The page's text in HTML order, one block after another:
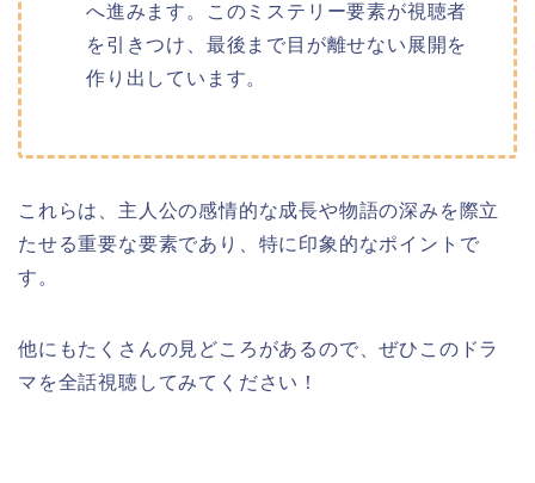
へ進みます。このミステリー要素が視聴者
を引きつけ、最後まで目が離せない展開を
作り出しています。
これらは、主人公の感情的な成長や物語の深みを際立
たせる重要な要素であり、特に印象的なポイントで
す。
他にもたくさんの見どころがあるので、ぜひこのドラ
マを全話視聴してみてください！